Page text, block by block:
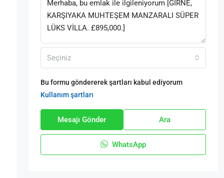
Seçiniz
Bu formu göndererek şartları kabul ediyorum
Kullanım şartları
Mesajı Gönder Ara
WhatsApp